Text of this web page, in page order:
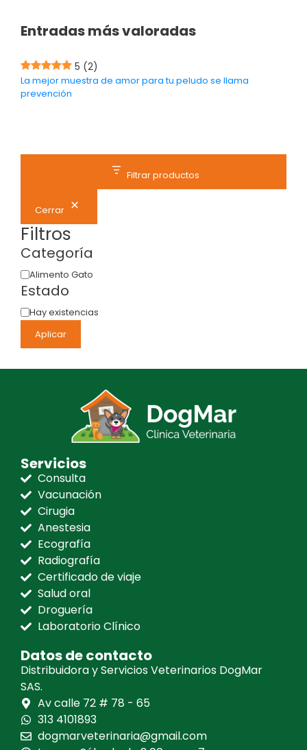
Entradas más valoradas
5 (2)
La mejor muestra de amor para tu peludo se llama
prevención
Filtrar productos
Cerrar
Filtros
Categoría
Alimento Gato
Estado
Hay existencias
Aplicar
Servicios
Consulta
Vacunación
Cirugia
Anestesia
Ecografía
Radiografía
Certificado de viaje
Salud oral
Droguería
Laboratorio Clínico
Datos de contacto
Distribuidora y Servicios Veterinarios DogMar
SAS.
Av calle 72 # 78 - 65
313 4101893
dogmarveterinaria@gmail.com